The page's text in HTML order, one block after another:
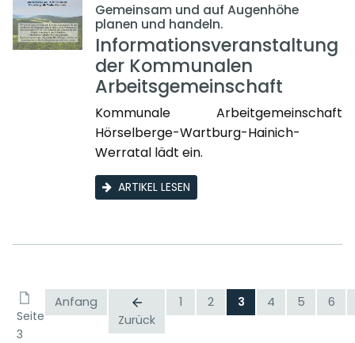
Gemeinsam und auf Augenhöhe
planen und handeln.
Informationsveranstaltung
der Kommunalen
Arbeitsgemeinschaft
Kommunale Arbeitgemeinschaft
Hörselberge-Wartburg-Hainich-
Werratal lädt ein.
ARTIKEL LESEN
Seite
3
Anfang
Zurück
1 2 3 4 5 6